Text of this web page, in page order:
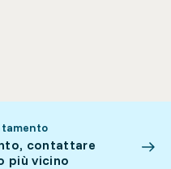
contattare
più vicino